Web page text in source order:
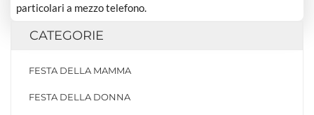
particolari a mezzo telefono.
CATEGORIE
FESTA DELLA MAMMA
FESTA DELLA DONNA